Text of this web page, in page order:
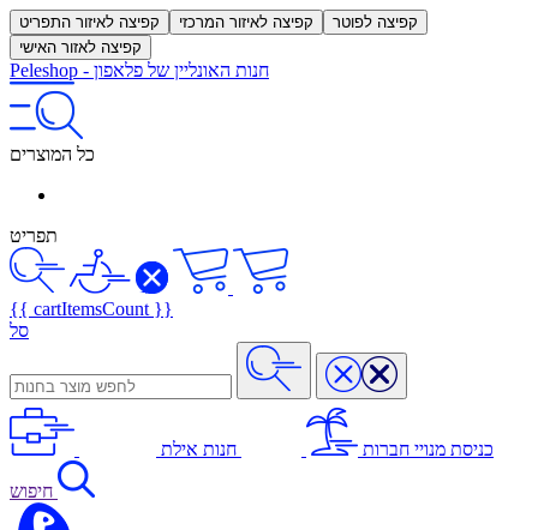
קפיצה לאיזור התפריט קפיצה לאיזור המרכזי
קפיצה לפוטר
קפיצה לאזור האישי
Peleshop - חנות האונליין של פלאפון
כל המוצרים
תפריט
{{ cartItemsCount }}
סל
כניסת מנויי חברות חנות אילת
חיפוש